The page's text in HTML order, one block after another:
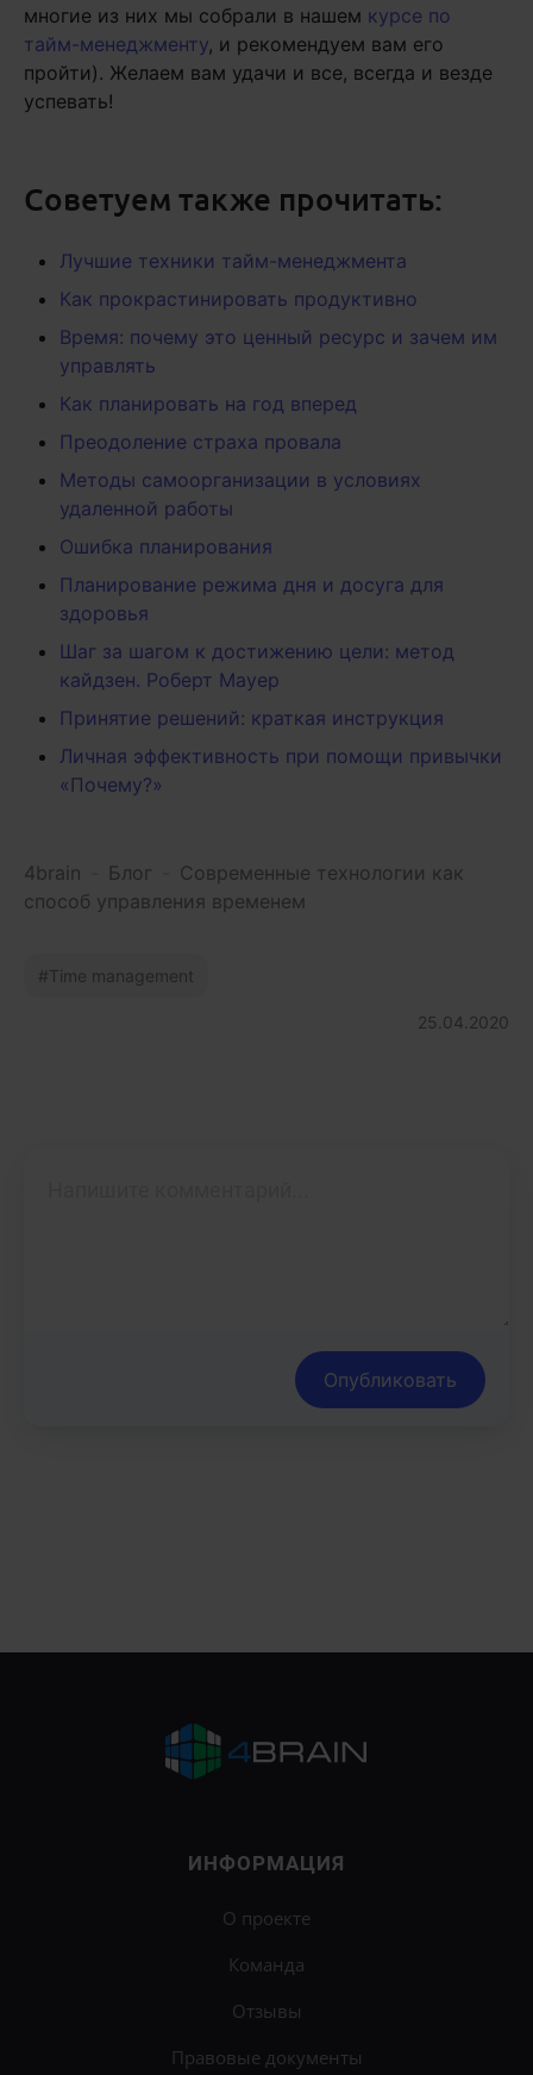
многие из них мы собрали в нашем курсе по
тайм-менеджменту, и рекомендуем вам его
пройти). Желаем вам удачи и все, всегда и везде
успевать!
Советуем также прочитать:
Лучшие техники тайм-менеджмента
Как прокрастинировать продуктивно
Время: почему это ценный ресурс и зачем им
управлять
Как планировать на год вперед
Преодоление страха провала
Методы самоорганизации в условиях
удаленной работы
Ошибка планирования
Планирование режима дня и досуга для
здоровья
Шаг за шагом к достижению цели: метод
кайдзен. Роберт Мауер
Принятие решений: краткая инструкция
Личная эффективность при помощи привычки
«Почему?»
4brain Блог
Современные технологии как
способ управления временем
Time management
25.04.2020
Опубликовать
ИНФОРМАЦИЯ
О проекте
Команда
Отзывы
Правовые документы